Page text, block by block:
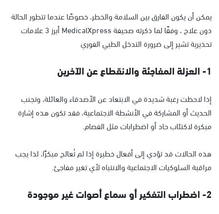
يمكن أن يكون الفارق بين السلامة والخطر، خصوصًا عندما تتطور الحالة
دون علاج ، وفقًا لما ذكرته صحيفة MedicalXpress أبرز 3 علامات
تحذيرية تشير إلى ضرورة التدخل الطبي الفوري
1- العزلة المفاجئة والانقطاع عن الآخرين
إذا لاحظت رغبة شديدة في الابتعاد عن الأصدقاء والعائلة، وتجنب
الحديث أو المشاركة في الأنشطة الاجتماعية، فقد تكون هذه إشارة
مبكرة لاكتئاب حاد أو اضطرابات مثل الفصام.
هذه الحالات قد تؤدي إلى أفعال خطيرة إذا لم تُعالج مبكرًا، لذا يجب
مراقبة السلوكيات الاجتماعية والانتباه لأي تغير مفاجئ.
2- اضطراب التفكير أو سماع أصوات غير موجودة